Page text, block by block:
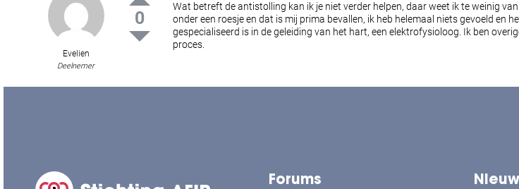
Evelien
Deelnemer
0
Wat betreft de antistolling kan ik je niet verder helpen, daar weet ik te weinig
onder een roesje en dat is mij prima bevallen, ik heb helemaal niets gevoeld en
gespecialiseerd is in de geleiding van het hart, een elektrofysioloog. Ik ben
proces.
Forums